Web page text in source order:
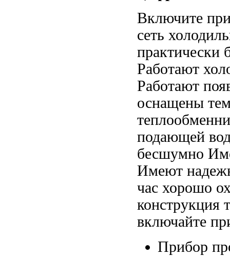
Включите
сеть
Работают
Работают
оснащены
подающей
бесшумно
Имеют
час хорошо
конструкция
включайте
Прибор